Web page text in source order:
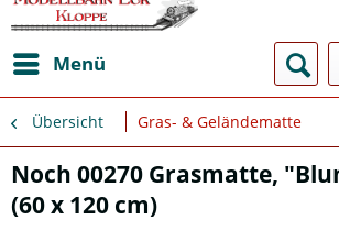
Menü
Übersicht Gras- & Geländematte
Noch 00270 Grasmatte,
(60 x 120 cm)